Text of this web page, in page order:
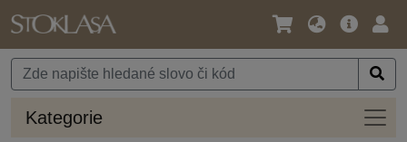
Jazyk
Měna
Hlavní
Kategorie